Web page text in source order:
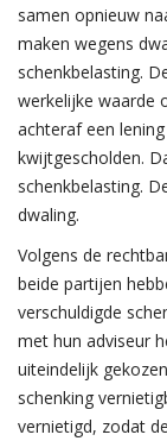
samen opnieuw
maken wegens
schenkbelasting.
werkelijke waarde
achteraf een
kwijtgescholden.
schenkbelasting.
dwaling.
Volgens de
beide partijen
verschuldigde
met hun adviseur
uiteindelijk
schenking
vernietigd, zodat